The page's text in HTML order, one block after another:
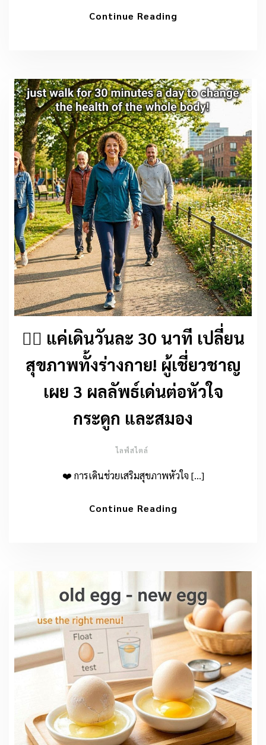
Continue Reading
🚶‍♂️ แค่เดินวันละ 30 นาที เปลี่ยน
สุขภาพทั้งร่างกาย! ผู้เชี่ยวชาญ
เผย 3 ผลลัพธ์เด่นต่อหัวใจ
กระดูก และสมอง
ไลฟ์สไตล์
❤️ การเดินช่วยเสริมสุขภาพหัวใจ […]
Continue Reading